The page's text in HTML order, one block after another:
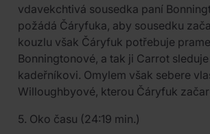
vdavekchtivá sousedka paní
požádá Čáryfuka, aby sousedku
kouzlu však Čáryfuk potřebuje
Bonningtonové, a tak ji Carrot
kadeřníkovi. Omylem však sebere
Willoughbyové, kterou Čáryfuk
5. Oko času (24:19 min.)